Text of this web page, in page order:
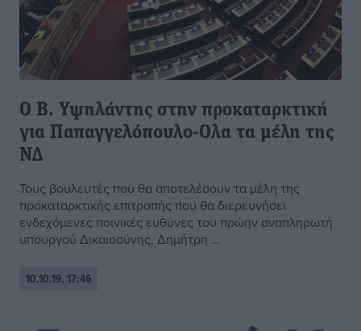
Ο Β. Υψηλάντης στην προκαταρκτική
για Παπαγγελόπουλο-Ολα τα μέλη της
ΝΔ
Τους βουλευτές που θα αποτελέσουν τα μέλη της
προκαταρκτικής επιτροπής που θα διερευνήσει
ενδεχόμενες ποινικές ευθύνες του πρώην αναπληρωτή
υπουργού Δικαιοσύνης, Δημήτρη ...
10.10.19, 17:46